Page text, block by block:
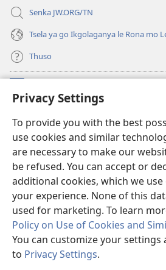
Privacy Settings
To provide you with the best
use cookies and similar
are necessary to make our
be refused. You can accept or
additional cookies, which we
your experience. None of this
used for marketing. To learn
Policy on Use of Cookies and
You can customize your settings
to Privacy Settings.
Senka JW.ORG/TN
Tsela ya go Ikgolaganya le Rona mo
Thuso
(e
bula
nngwe)
LAEBORARI YA MO INTERNET
(e
bula
tsebe
e
nngwe)
JW Hub
(e
bula
tsebe
e
nngwe)
App ya JW Library
Copyright© 2026 Watch Tower Bible and
MELAWANA YA TIRISO|